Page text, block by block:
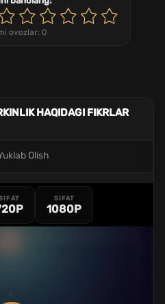
ovozlar: 0
HAQIDAGI FIKRLAR
Olish
SIFAT
1080P